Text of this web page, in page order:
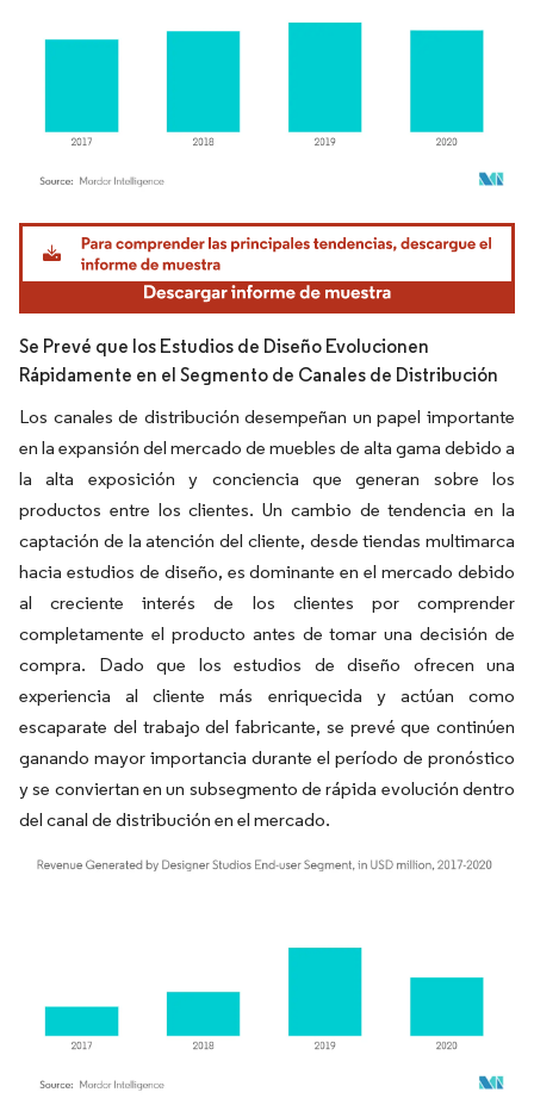
Imagen © Mordor Intelligence. El uso requiere atribución según CC BY 4.0.
Se Prevé que los Estudios de Diseño Evolucionen
Rápidamente en el Segmento de Canales de Distribución
Los canales de distribución desempeñan un papel importante
en la expansión del mercado de muebles de alta gama debido a
la alta exposición y conciencia que generan sobre los
productos entre los clientes. Un cambio de tendencia en la
captación de la atención del cliente, desde tiendas multimarca
hacia estudios de diseño, es dominante en el mercado debido
al creciente interés de los clientes por comprender
completamente el producto antes de tomar una decisión de
compra. Dado que los estudios de diseño ofrecen una
experiencia al cliente más enriquecida y actúan como
escaparate del trabajo del fabricante, se prevé que continúen
ganando mayor importancia durante el período de pronóstico
y se conviertan en un subsegmento de rápida evolución dentro
del canal de distribución en el mercado.